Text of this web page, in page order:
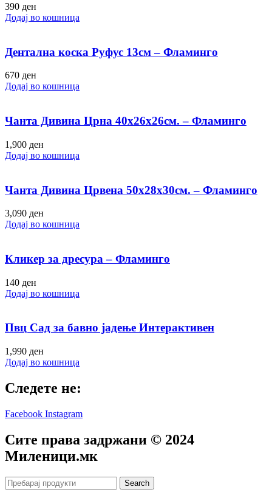
390 ден
Додај во кошница
Дентална коска Руфус 13см – Фламинго
670 ден
Додај во кошница
Чанта Дивина Црна 40х26х26см. – Фламинго
1,900 ден
Додај во кошница
Чанта Дивина Црвена 50х28х30см. – Фламинго
3,090 ден
Додај во кошница
Кликер за дресура – Фламинго
140 ден
Додај во кошница
Пвц Сад за бавно јадење Интерактивен
1,990 ден
Додај во кошница
Следете не:
Facebook Instagram
Сите права задржани © 2024
Mиленици.мк
Search